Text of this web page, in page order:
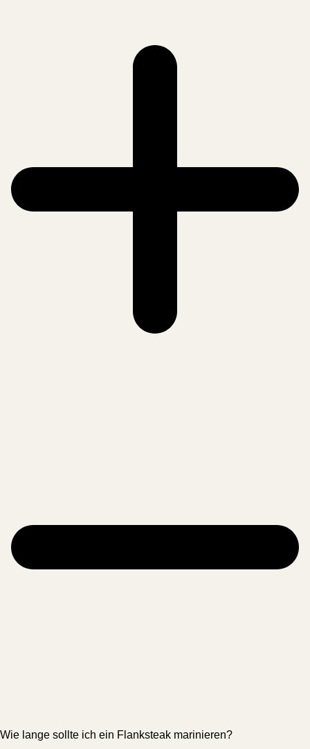
Wie lange sollte ich ein Flanksteak marinieren?